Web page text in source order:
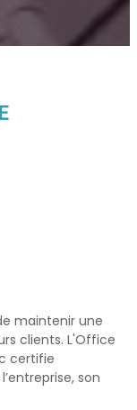
maintenir une
clients. L'Office
certifie
son